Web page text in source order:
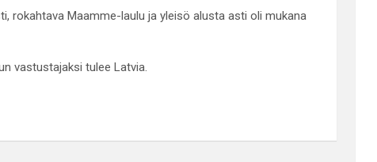
rokahtava Maamme-laulu ja yleisö alusta asti oli mukana
vastustajaksi tulee Latvia.